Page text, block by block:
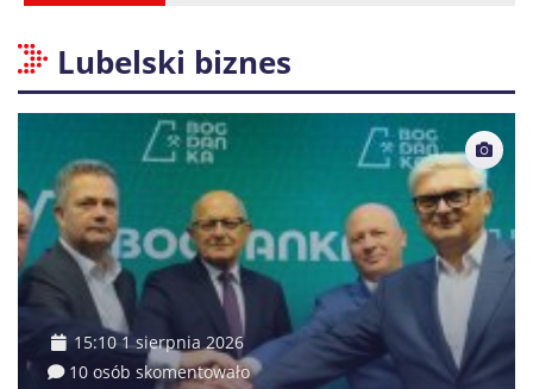
Lubelski biznes
15:10 1 sierpnia 2026
10 osób skomentowało